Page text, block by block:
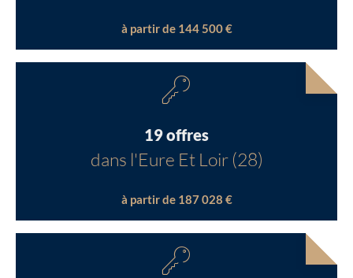
à partir de 144 500 €
19 offres
dans l'Eure Et Loir (28)
à partir de 187 028 €